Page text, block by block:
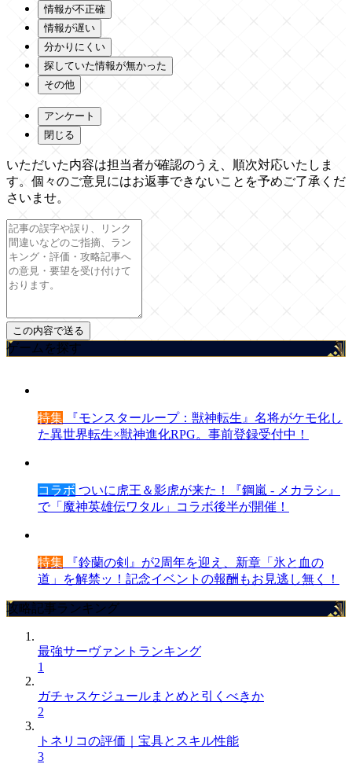
情報が不正確
情報が遅い
分かりにくい
探していた情報が無かった
その他
アンケート
閉じる
いただいた内容は担当者が確認のうえ、順次対応いたしま
す。個々のご意見にはお返事できないことを予めご了承くだ
さいませ。
ゲームを探す
特集 『モンスターループ：獣神転生』名将がケモ化し
た異世界転生×獣神進化RPG。事前登録受付中！
コラボ ついに虎王＆影虎が来た！『鋼嵐 - メカラシ』
で「魔神英雄伝ワタル」コラボ後半が開催！
特集 『鈴蘭の剣』が2周年を迎え、新章「氷と血の
道」を解禁ッ！記念イベントの報酬もお見逃し無く！
攻略記事ランキング
最強サーヴァントランキング
1
ガチャスケジュールまとめと引くべきか
2
トネリコの評価｜宝具とスキル性能
3